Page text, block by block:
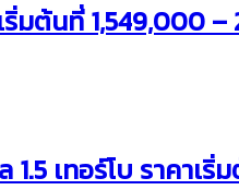
มต้นที่ 1,549,000 –
1.5 เทอร์โบ ราคา